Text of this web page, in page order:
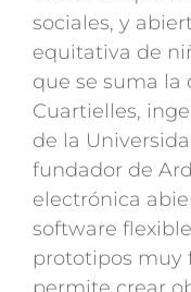
sociales, y
equitativa de
que se suma la
Cuartielles,
de la
fundador de
electrónica
software
prototipos muy